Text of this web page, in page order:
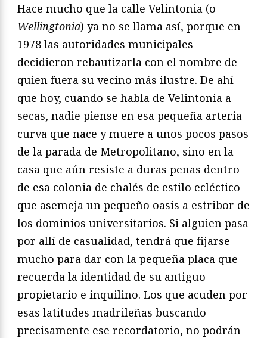
Hace mucho que la calle Velintonia (o
Wellingtonia) ya no se llama así, porque en
1978 las autoridades municipales
decidieron rebautizarla con el nombre de
quien fuera su vecino más ilustre. De ahí
que hoy, cuando se habla de Velintonia a
secas, nadie piense en esa pequeña arteria
curva que nace y muere a unos pocos pasos
de la parada de Metropolitano, sino en la
casa que aún resiste a duras penas dentro
de esa colonia de chalés de estilo ecléctico
que asemeja un pequeño oasis a estribor de
los dominios universitarios. Si alguien pasa
por allí de casualidad, tendrá que fijarse
mucho para dar con la pequeña placa que
recuerda la identidad de su antiguo
propietario e inquilino. Los que acuden por
esas latitudes madrileñas buscando
precisamente ese recordatorio, no podrán